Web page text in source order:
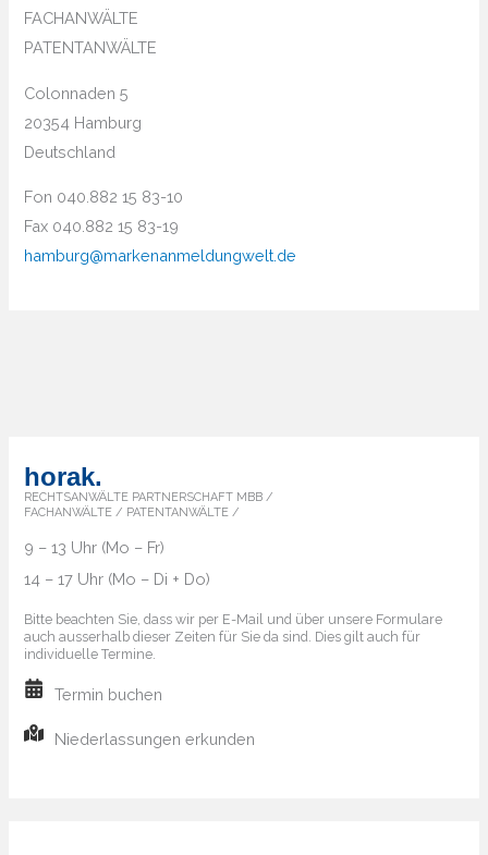
FACHANWÄLTE
PATENTANWÄLTE
Colonnaden 5
20354 Hamburg
Deutschland
Fon 040.882 15 83-10
Fax 040.882 15 83-19
hamburg@markenanmeldungwelt.de
horak.
RECHTSANWÄLTE PARTNERSCHAFT MBB /
FACHANWÄLTE / PATENTANWÄLTE /
9 – 13 Uhr (Mo – Fr)
14 – 17 Uhr (Mo – Di + Do)
Bitte beachten Sie, dass wir per E-Mail und über unsere Formulare
auch ausserhalb dieser Zeiten für Sie da sind. Dies gilt auch für
individuelle Termine.
Termin buchen
Niederlassungen erkunden